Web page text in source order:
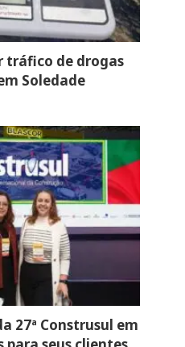
tráfico de drogas
Soledade
27ª Construsul em